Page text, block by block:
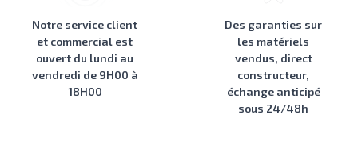
Notre service client
et commercial est
ouvert du lundi au
vendredi de 9H00 à
18H00
Des garanties sur
les matériels
vendus, direct
constructeur,
échange anticipé
sous 24/48h